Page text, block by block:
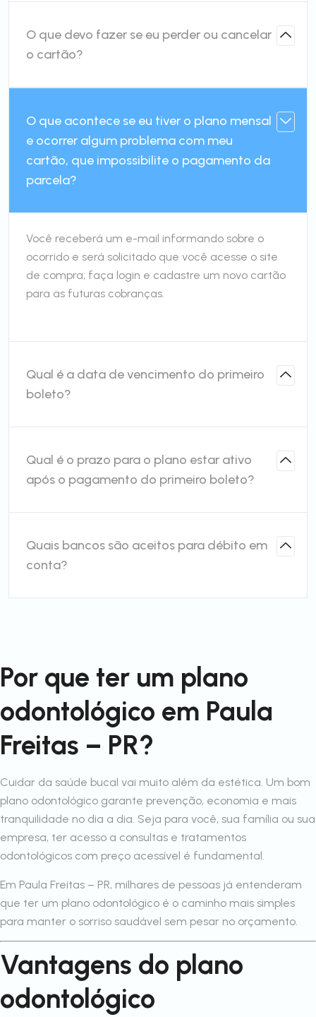
O que devo fazer se eu perder ou cancelar
o cartão?
O que acontece se eu tiver o plano mensal
e ocorrer algum problema com meu
cartão, que impossibilite o pagamento da
parcela?
Você receberá um e-mail informando sobre o
ocorrido e será solicitado que você acesse o site
de compra, faça login e cadastre um novo cartão
para as futuras cobranças.
Qual é a data de vencimento do primeiro
boleto?
Qual é o prazo para o plano estar ativo
após o pagamento do primeiro boleto?
Quais bancos são aceitos para débito em
conta?
Por que ter um plano
odontológico em Paula
Freitas – PR?
Cuidar da saúde bucal vai muito além da estética. Um bom
plano odontológico garante prevenção, economia e mais
tranquilidade no dia a dia. Seja para você, sua família ou sua
empresa, ter acesso a consultas e tratamentos
odontológicos com preço acessível é fundamental.
Em Paula Freitas – PR, milhares de pessoas já entenderam
que ter um plano odontológico é o caminho mais simples
para manter o sorriso saudável sem pesar no orçamento.
Vantagens do plano
odontológico